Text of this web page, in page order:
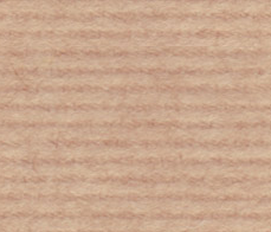
Έρχεται το Ελ
έντονους